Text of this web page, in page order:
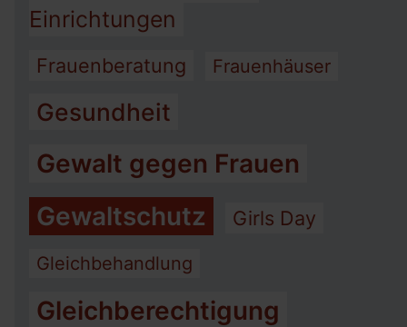
Einrichtungen
Frauenberatung Frauenhäuser
Gesundheit
Gewalt gegen Frauen
Gewaltschutz
Girls Day
Gleichbehandlung
Gleichberechtigung